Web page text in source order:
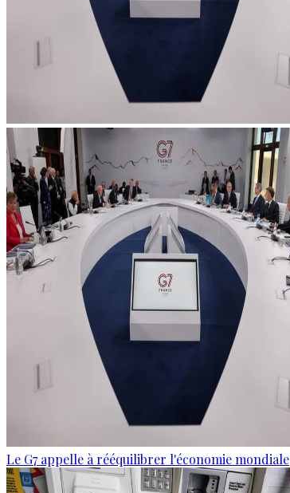
Le G7 appelle à rééquilibrer l'économie mondiale